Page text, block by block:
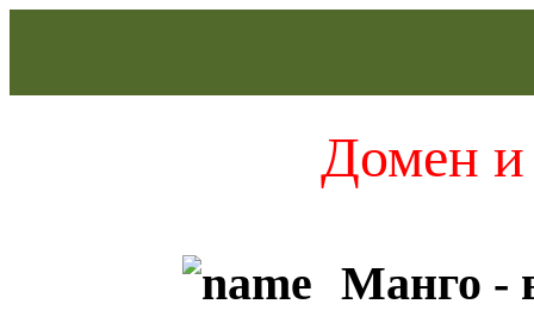
Домен и
Манго -